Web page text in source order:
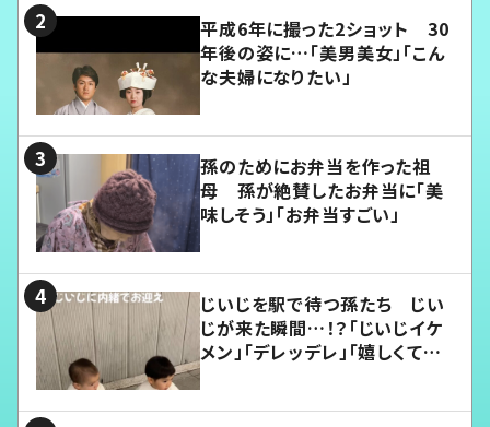
平成6年に撮った2ショット 30
年後の姿に…「美男美女」「こん
な夫婦になりたい」
孫のためにお弁当を作った祖
母 孫が絶賛したお弁当に「美
味しそう」「お弁当すごい」
じいじを駅で待つ孫たち じい
じが来た瞬間…！？「じいじイケ
メン」「デレッデレ」「嬉しくて可